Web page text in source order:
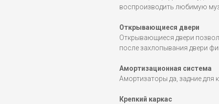
воспроизводить любимую
Открывающиеся двери
Открывающиеся двери
после захлопывания двери
Амортизационная система
Амортизаторы да, задние для
Крепкий каркас